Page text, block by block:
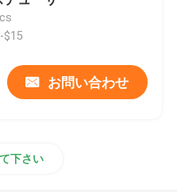
ューサー
ューサ
$15
お問い合わせ
下さい